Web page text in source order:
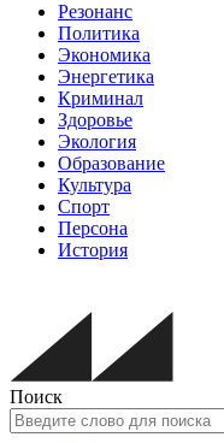
Резонанс
Политика
Экономика
Энергетика
Криминал
Здоровье
Экология
Образование
Культура
Спорт
Персона
История
Поиск